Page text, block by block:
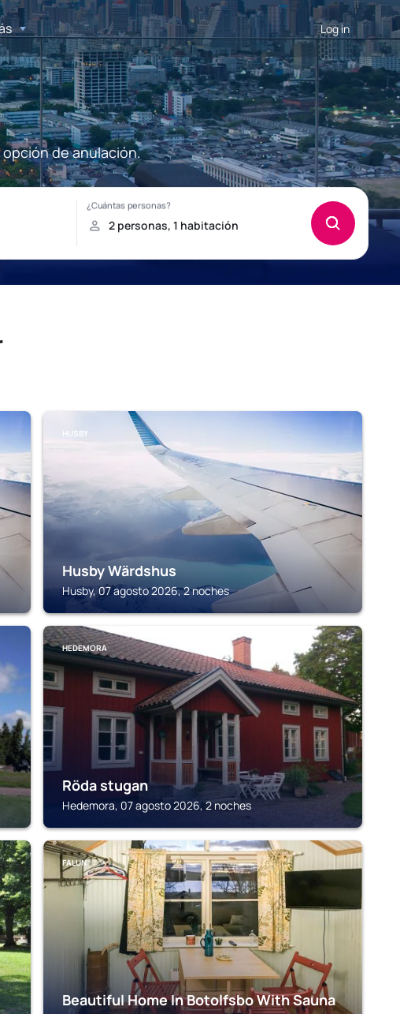
Log in
de anulación.
HUSBY
Husby Wärdshus
Husby, 07 agosto 2026, 2 noches
HEDEMORA
Röda stugan
Hedemora, 07 agosto 2026, 2 noches
FALUN
Beautiful Home In Botolfsbo With Sauna